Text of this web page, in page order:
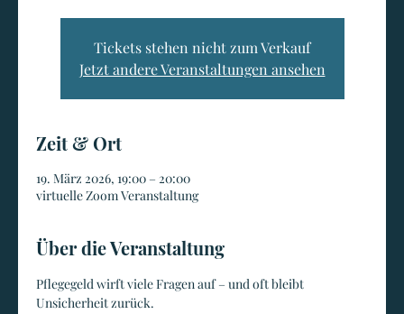
Tickets stehen nicht zum Verkauf
Jetzt andere Veranstaltungen ansehen
Zeit & Ort
19. März 2026, 19:00 – 20:00
virtuelle Zoom Veranstaltung
Über die Veranstaltung
Pflegegeld wirft viele Fragen auf – und oft bleibt
Unsicherheit zurück.